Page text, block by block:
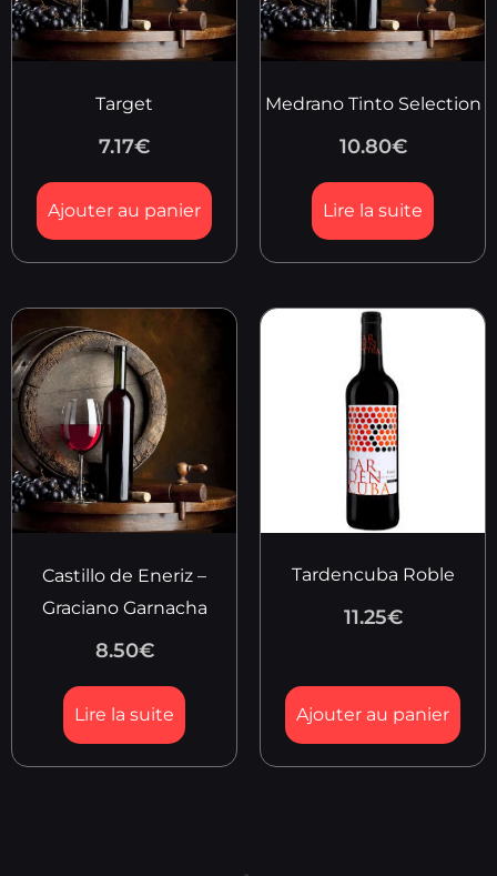
Target
7.17€
Ajouter au panier
Medrano Tinto Selection
10.80€
Lire la suite
Castillo de Eneriz –
Graciano Garnacha
8.50€
Lire la suite
Tardencuba Roble
11.25€
Ajouter au panier